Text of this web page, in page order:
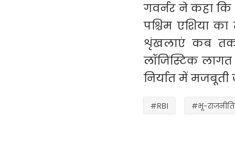
गवर्नर ने कहा
पश्चिम एशिया
शृंखलाएं कब तक
लॉजिस्टिक लागत
निर्यात में मजबूती
#RBI #भू-